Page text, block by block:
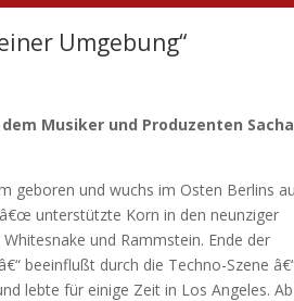
Umgebung“
Musiker und Produzenten Sacha
geboren und wuchs im Osten Berlins
unterstützte Korn in den neunziger
und Rammstein. Ende der
beeinflußt durch die Techno-Szene
lebte für einige Zeit in Los Angeles. Ab